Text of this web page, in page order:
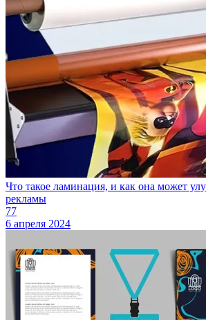
Что такое ламинация, и как она может
рекламы
77
6 апреля 2024